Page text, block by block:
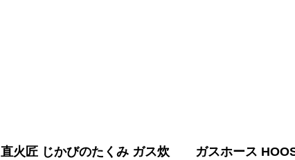
直火匠 じかびのたくみ ガス炊
ガスホース